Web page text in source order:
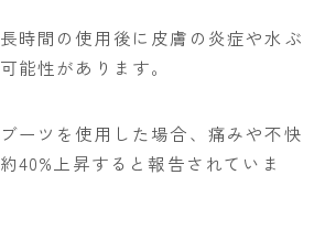
時間の使用後に皮膚の炎症や水ぶ
能性があります。
ーツを使用した場合、痛みや不快
40%上昇すると報告されていま